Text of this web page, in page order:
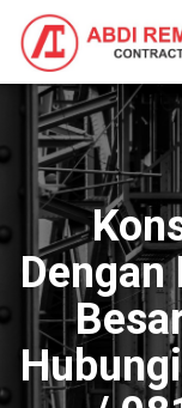
Dengan